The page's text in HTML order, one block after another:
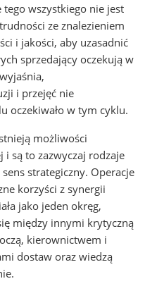
wszystkiego nie jest
ze znalezieniem
i jakości, aby uzasadnić
sprzedający oczekują w
i przejęć nie
oczekiwało w tym cyklu.
możliwości
i są to zazwyczaj rodzaje
strategiczny. Operacje
korzyści z synergii
jako jeden okręg,
między innymi krytyczną
kierownictwem i
dostaw oraz wiedzą